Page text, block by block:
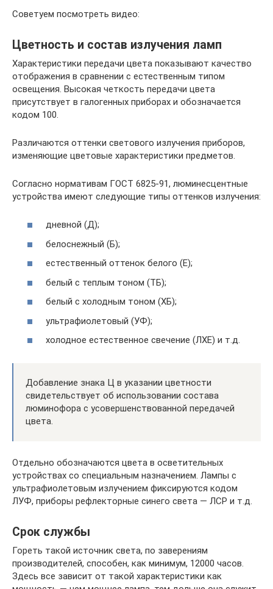
Советуем посмотреть видео:
Цветность и состав излучения ламп
Характеристики передачи цвета показывают качество
отображения в сравнении с естественным типом
освещения. Высокая четкость передачи цвета
присутствует в галогенных приборах и обозначается
кодом 100.
Различаются оттенки светового излучения приборов,
изменяющие цветовые характеристики предметов.
Согласно нормативам ГОСТ 6825-91, люминесцентные
устройства имеют следующие типы оттенков излучения:
дневной (Д);
белоснежный (Б);
естественный оттенок белого (Е);
белый с теплым тоном (ТБ);
белый с холодным тоном (ХБ);
ультрафиолетовый (УФ);
холодное естественное свечение (ЛХЕ) и т.д.
Добавление знака Ц в указании цветности
свидетельствует об использовании состава
люминофора с усовершенствованной передачей
цвета.
Отдельно обозначаются цвета в осветительных
устройствах со специальным назначением. Лампы с
ультрафиолетовым излучением фиксируются кодом
ЛУФ, приборы рефлекторные синего света — ЛСР и т.д.
Срок службы
Гореть такой источник света, по заверениям
производителей, способен, как минимум, 12000 часов.
Здесь все зависит от такой характеристики как